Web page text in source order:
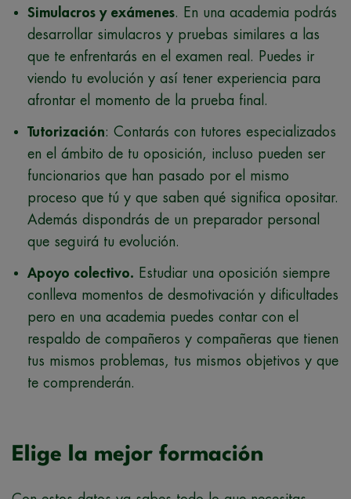
Simulacros y exámenes. En una academia podrás
desarrollar simulacros y pruebas similares a las
que te enfrentarás en el examen real. Puedes ir
viendo tu evolución y así tener experiencia para
afrontar el momento de la prueba final.
Tutorización: Contarás con tutores especializados
en el ámbito de tu oposición, incluso pueden ser
funcionarios que han pasado por el mismo
proceso que tú y que saben qué significa opositar.
Además dispondrás de un preparador personal
que seguirá tu evolución.
Apoyo colectivo. Estudiar una oposición siempre
conlleva momentos de desmotivación y dificultades
pero en una academia puedes contar con el
respaldo de compañeros y compañeras que tienen
tus mismos problemas, tus mismos objetivos y que
te comprenderán.
Elige la mejor formación